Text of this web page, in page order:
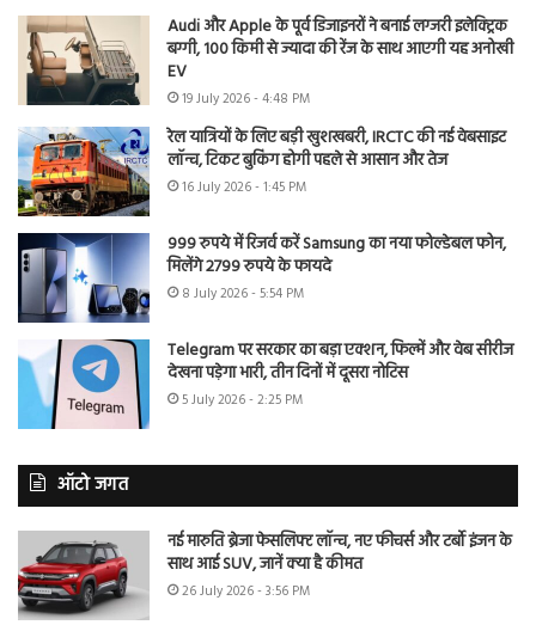
Audi और Apple के पूर्व डिजाइनरों ने बनाई लग्जरी इलेक्ट्रिक
बग्गी, 100 किमी से ज्यादा की रेंज के साथ आएगी यह अनोखी
EV
19 July 2026 - 4:48 PM
रेल यात्रियों के लिए बड़ी खुशखबरी, IRCTC की नई वेबसाइट
लॉन्च, टिकट बुकिंग होगी पहले से आसान और तेज
16 July 2026 - 1:45 PM
999 रुपये में रिजर्व करें Samsung का नया फोल्डेबल फोन,
मिलेंगे 2799 रुपये के फायदे
8 July 2026 - 5:54 PM
Telegram पर सरकार का बड़ा एक्शन, फिल्में और वेब सीरीज
देखना पड़ेगा भारी, तीन दिनों में दूसरा नोटिस
5 July 2026 - 2:25 PM
ऑटो जगत
नई मारुति ब्रेजा फेसलिफ्ट लॉन्च, नए फीचर्स और टर्बो इंजन के
साथ आई SUV, जानें क्या है कीमत
26 July 2026 - 3:56 PM